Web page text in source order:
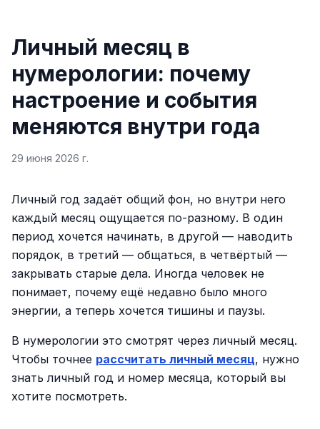
Личный месяц в
нумерологии: почему
настроение и события
меняются внутри года
29 июня 2026 г.
Личный год задаёт общий фон, но внутри него
каждый месяц ощущается по-разному. В один
период хочется начинать, в другой — наводить
порядок, в третий — общаться, в четвёртый —
закрывать старые дела. Иногда человек не
понимает, почему ещё недавно было много
энергии, а теперь хочется тишины и паузы.
В нумерологии это смотрят через личный месяц.
Чтобы точнее рассчитать личный месяц, нужно
знать личный год и номер месяца, который вы
хотите посмотреть.